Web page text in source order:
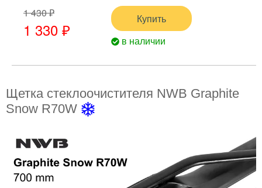
1 430 ₽
1 330 ₽
Купить
в наличии
Щетка стеклоочистителя NWB Graphite
Snow R70W